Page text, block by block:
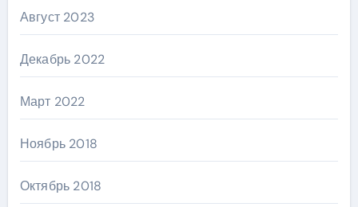
Август 2023
Декабрь 2022
Март 2022
Ноябрь 2018
Октябрь 2018